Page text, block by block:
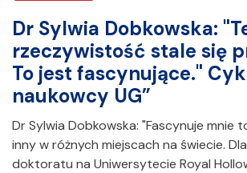
Dr Sylwia Dobkowska:
rzeczywistość stale się
To jest fascynujące."
naukowcy UG”
Dr Sylwia Dobkowska: "Fascynuje mnie
inny w różnych miejscach na świecie.
doktoratu na Uniwersytecie Royal